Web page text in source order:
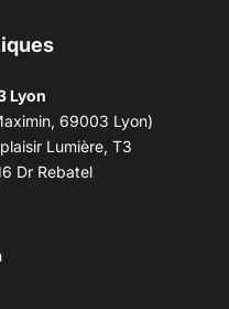
Lyon
69003 Lyon)
Lumière, T3
Dr Rebatel